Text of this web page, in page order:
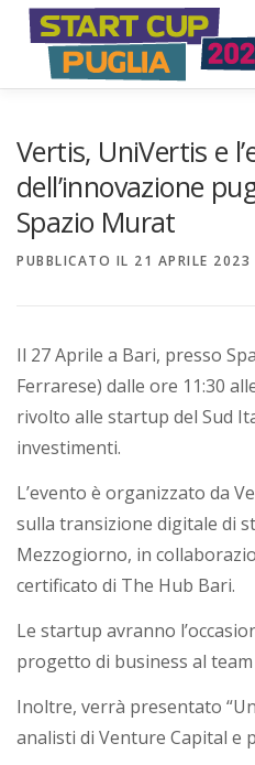
Passa
contenuto
a
C
u
P
u
g
COMITATO PROMOTORE
Vertis, UniVertis e
dell’innovazione
Spazio Murat
PUBBLICATO IL 21 APRILE 2023
Il 27 Aprile a Bari, presso
Ferrarese) dalle ore 11:30
rivolto alle startup del Sud
investimenti.
L’evento è organizzato da
sulla transizione digitale di
Mezzogiorno, in
certificato di The Hub Bari.
Le startup avranno
progetto di business al team
Inoltre, verrà presentato
analisti di Venture Capital e